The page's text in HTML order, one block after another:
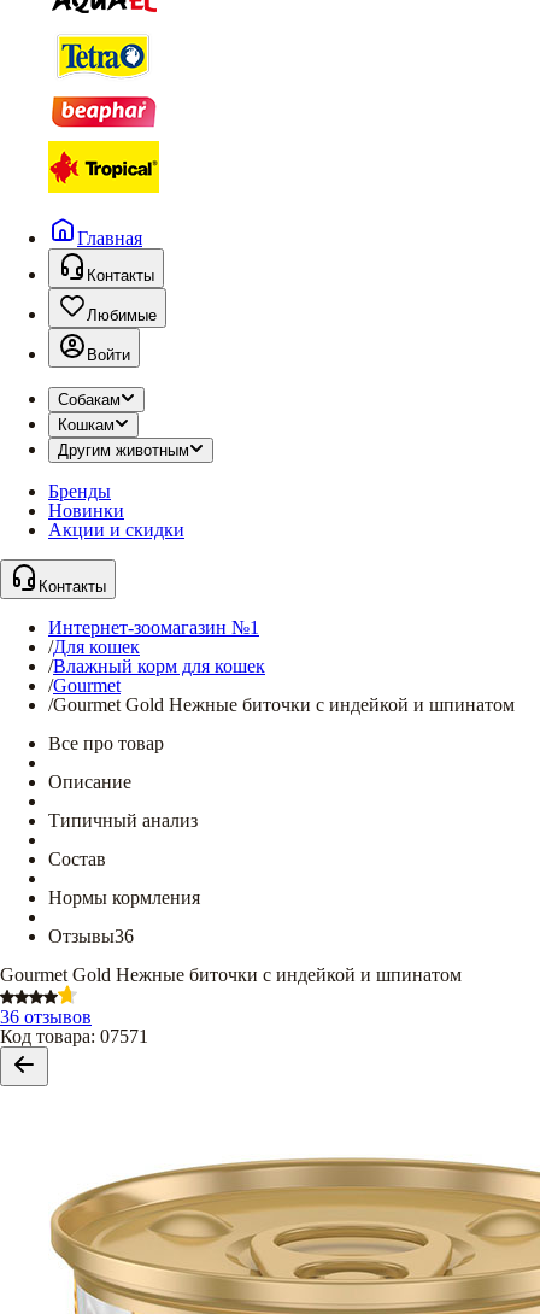
Главная
Контакты
Любимые
Войти
Собакам
Кошкам
Другим животным
Бренды
Новинки
Акции и скидки
Контакты
Интернет-зоомагазин №1
/Для кошек
/Влажный корм для кошек
/Gourmet
/Gourmet Gold Нежные биточки с индейкой и шпинатом
Все про товар
Описание
Типичный анализ
Состав
Нормы кормления
Отзывы36
Gourmet Gold Нежные биточки с индейкой и шпинатом
36 отзывов
Код товара: 07571